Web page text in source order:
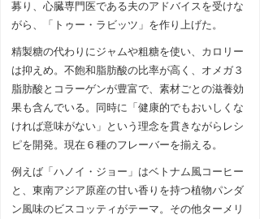
募り、心臓専門医である夫のアドバイスを受けな
がら、「トゥー・ラビッツ」を作り上げた。
精製糖の代わりにジャムや粗糖を使い、カロリー
は抑えめ。不飽和脂肪酸の比率が高く、オメガ３
脂肪酸とコラーゲンが豊富で、素材ごとの滋養効
果も含んでいる。同時に「健康的でもおいしくな
ければ意味がない」という理念を貫きながらレシ
ピを開発。現在６種のフレーバーを揃える。
例えば「ハノイ・ジョー」はベトナム風コーヒー
と、東南アジア原産の甘い香りを持つ植物パンダ
ン風味のビスコッティがテーマ。その他ターメリ